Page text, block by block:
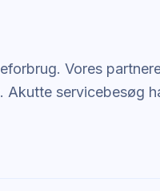
Vores
Akutte servicebesøg